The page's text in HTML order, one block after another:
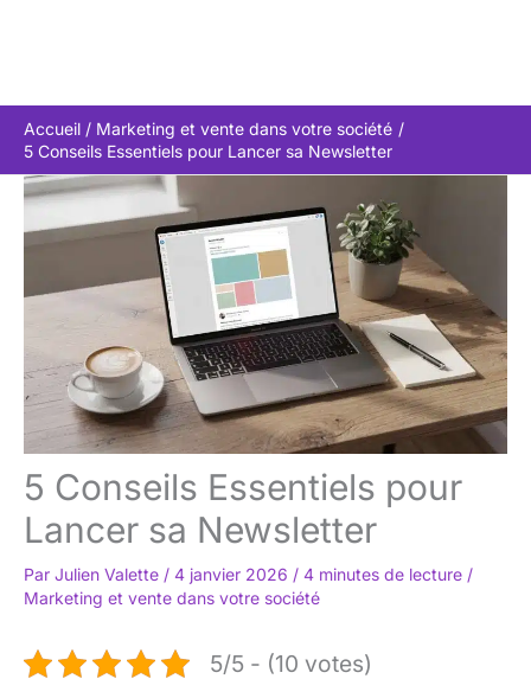
Accueil
Marketing et vente dans votre société
5 Conseils Essentiels pour Lancer sa Newsletter
5 Conseils Essentiels pour
Lancer sa Newsletter
Par Julien Valette / 4 janvier 2026 / 4 minutes de lecture /
Marketing et vente dans votre société
5/5 - (10 votes)